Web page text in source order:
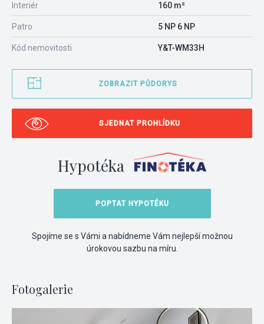
Interiér 160 m²
Patro 5 NP 6 NP
Kód nemovitosti Y&T-WM33H
ZOBRAZIT PŮDORYS
SJEDNAT PROHLÍDKU
Hypotéka
POPTAT HYPOTÉKU
Spojíme se s Vámi a nabídneme Vám nejlepší možnou
úrokovou sazbu na míru.
Fotogalerie